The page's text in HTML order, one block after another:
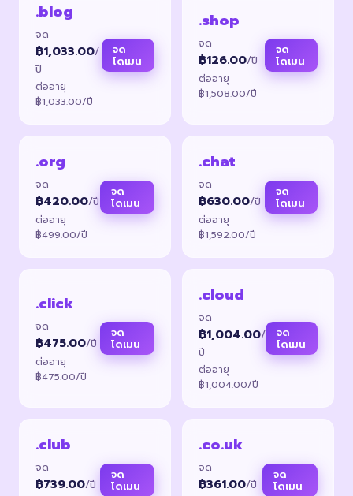
.blog
จด
฿1,033.00/
ปี
ต่ออายุ
฿1,033.00/ปี
จด
โดเมน
.shop
จด
฿126.00/ปี
ต่ออายุ
฿1,508.00/ปี
จด
โดเมน
.org
จด
฿420.00/ปี
ต่ออายุ
฿499.00/ปี
จด
โดเมน
.chat
จด
฿630.00/ปี
ต่ออายุ
฿1,592.00/ปี
จด
โดเมน
.click
จด
฿475.00/ปี
ต่ออายุ
฿475.00/ปี
จด
โดเมน
.cloud
จด
฿1,004.00/
ปี
ต่ออายุ
฿1,004.00/ปี
จด
โดเมน
.club
จด
฿739.00/ปี
จด
โดเมน
.co.uk
จด
฿361.00/ปี
จด
โดเมน